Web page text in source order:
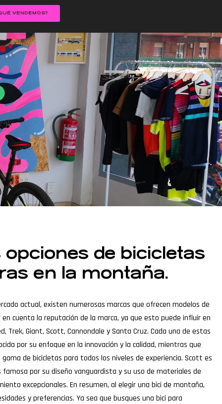
VENDEMOS?
de bicicletas
en la montaña.
actual, existen numerosas marcas que ofrecen modelos de
cuenta la reputación de la marca, ya que esto puede influir en
Giant, Scott, Cannondale y Santa Cruz. Cada una de estas
por su enfoque en la innovación y la calidad, mientras que
de bicicletas para todos los niveles de experiencia. Scott es
por su diseño vanguardista y su uso de materiales de
excepcionales. En resumen, al elegir una bici de montaña,
y preferencias. Ya sea que busques una bici para